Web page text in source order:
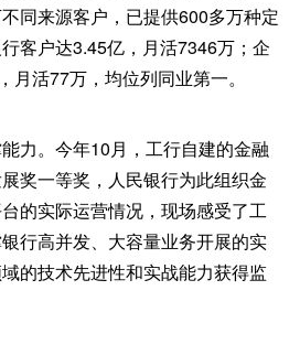
同来源客户，已提供600多万种定
客户达3.45亿，月活7346万；企
月活77万，均位列同业第一。
力。今年10月，工行自建的金融
奖一等奖，人民银行为此组织金
的实际运营情况，现场感受了工
行高并发、大容量业务开展的实
的技术先进性和实战能力获得监